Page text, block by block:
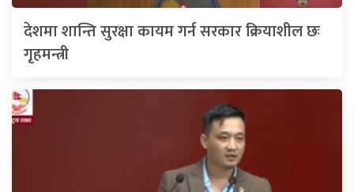
देशमा शान्ति सुरक्षा कायम गर्न सरकार क्रियाशील छः
गृहमन्त्री